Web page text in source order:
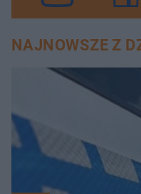
NAJNOWSZE Z